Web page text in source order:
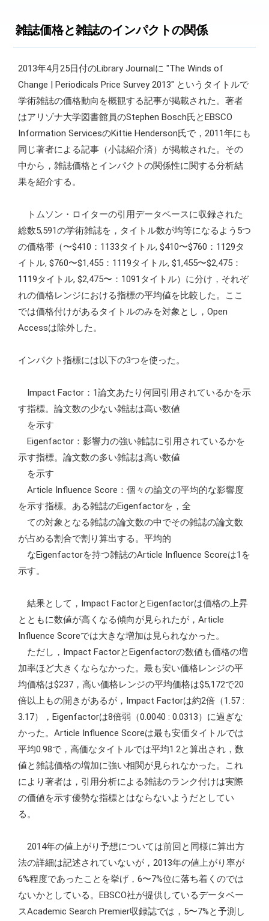
雑誌価格と雑誌のインパクトの関係
2013年4月25日付のLibrary Journalに "The Winds of
Change | Periodicals Price Survey 2013" というタイトルで
学術雑誌の価格動向を概観する記事が掲載された。著者
はアリゾナ大学図書館員のStephen Bosch氏とEBSCO
Information ServicesのKittie Henderson氏で，2011年にも
同じ著者による記事（小誌紹介済）が掲載された。その
中から，雑誌価格とインパクトの関係性に関する分析結
果を紹介する。
トムソン・ロイターの引用データベースに収録された
総数5,591の学術雑誌を，タイトル数が均等になるよう5つ
の価格帯（〜$410：1133タイトル, $410〜$760：1129タ
イトル, $760〜$1,455：1119タイトル, $1,455〜$2,475：
1119タイトル, $2,475〜：1091タイトル）に分け，それぞ
れの価格レンジにおける指標の平均値を比較した。ここ
では価格付けがあるタイトルのみを対象とし，Open
Accessは除外した。
インパクト指標には以下の3つを使った。
Impact Factor：1論文あたり何回引用されているかを示
す指標。論文数の少ない雑誌は高い数値
を示す
Eigenfactor：影響力の強い雑誌に引用されているかを
示す指標。論文数の多い雑誌は高い数値
を示す
Article Influence Score：個々の論文の平均的な影響度
を示す指標。ある雑誌のEigenfactorを，全
ての対象となる雑誌の論文数の中でその雑誌の論文数
が占める割合で割り算出する。平均的
なEigenfactorを持つ雑誌のArticle Influence Scoreは1を
示す。
結果として，Impact FactorとEigenfactorは価格の上昇
とともに数値が高くなる傾向が見られたが，Article
Influence Scoreでは大きな増加は見られなかった。
ただし，Impact FactorとEigenfactorの数値も価格の増
加率ほど大きくならなかった。最も安い価格レンジの平
均価格は$237，高い価格レンジの平均価格は$5,172で20
倍以上もの開きがあるが，Impact Factorは約2倍（1.57 :
3.17），Eigenfactorは8倍弱（0.0040 : 0.0313）に過ぎな
かった。Article Influence Scoreは最も安価タイトルでは
平均0.98で，高価なタイトルでは平均1.2と算出され，数
値と雑誌価格の増加に強い相関が見られなかった。これ
により著者は，引用分析による雑誌のランク付けは実際
の価値を示す優勢な指標とはならないようだとしてい
る。
2014年の値上がり予想については前回と同様に算出方
法の詳細は記述されていないが，2013年の値上がり率が
6%程度であったことを挙げ，6〜7%位に落ち着くのでは
ないかとしている。EBSCO社が提供しているデータベー
スAcademic Search Premier収録誌では，5〜7%と予測し